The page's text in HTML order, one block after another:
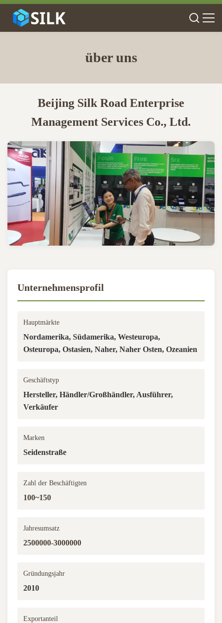
über uns
Beijing Silk Road Enterprise
Management Services Co., Ltd.
Unternehmensprofil
Hauptmärkte
Nordamerika, Südamerika, Westeuropa,
Osteuropa, Ostasien, Naher, Naher Osten, Ozeanien
Geschäftstyp
Hersteller, Händler/Großhändler, Ausführer,
Verkäufer
Marken
Seidenstraße
Zahl der Beschäftigten
100~150
Jahresumsatz
2500000-3000000
Gründungsjahr
2010
Exportanteil